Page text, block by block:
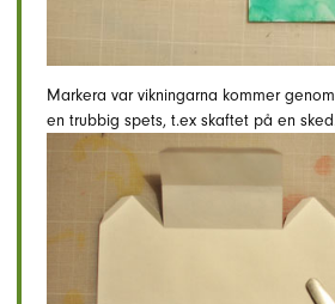
Markera var vikningarna kommer
en trubbig spets, t.ex skaftet på en